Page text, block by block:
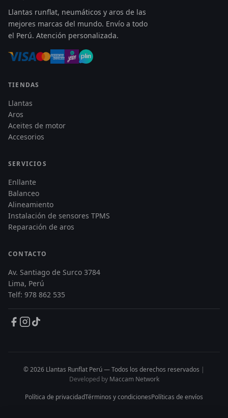
Llantas runflat, neumáticos y aros de las
mejores marcas del mundo. Envío a todo
el Perú. Atención personalizada.
TIENDAS
Llantas
Aros
Aceites de motor
Accesorios
SERVICIOS
Enllante
Balanceo
Alineamiento
Instalación de sensores TPMS
Reparación de aros
CONTACTO
Av. Santiago de Surco 3784
Lima, Perú
Telf: 978 862 535
© 2026 Llantas Runflat Perú — Todos los derechos reservados |
Developed by Maccam Network
Política de privacidadTérminos y condicionesPolíticas de envíos